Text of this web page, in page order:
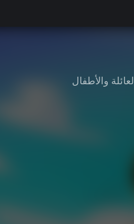
العائلة والأطفال